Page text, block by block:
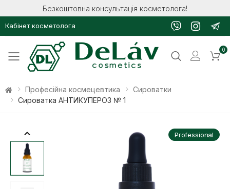
Безкоштовна консультація косметолога!
Кабінет косметолога
Toggle mobile menu
0
Професійна космецевтика
Сироватки
Сироватка АНТИКУПЕРОЗ № 1
Professional